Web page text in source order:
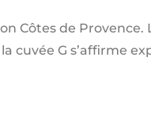
Côtes de
cuvée G s’affirme